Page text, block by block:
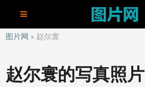
图片网
赵尔寰
赵尔寰的写真照片